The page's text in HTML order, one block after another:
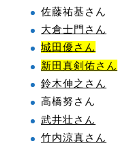
佐藤祐基さん
大倉士門さん
城田優さん
新田真剣佑さん
鈴木伸之さん
高橋努さん
武井壮さん
竹内涼真さん